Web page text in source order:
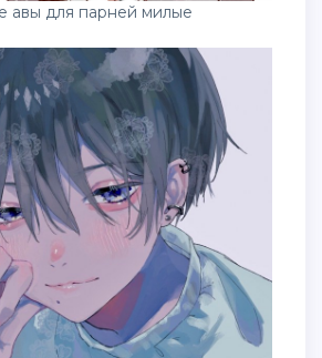
авы для парней милые